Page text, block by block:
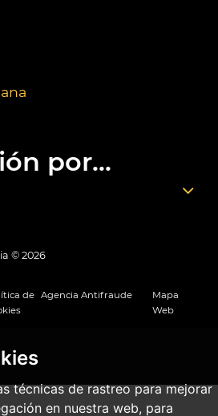
técnicas de rastreo para mejorar
en nuestra web, para
por...
© 2026
de Agencia Antifraude
Mapa
Web